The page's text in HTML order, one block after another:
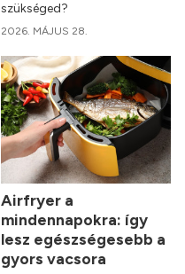
szükséged?
2026. MÁJUS 28.
Airfryer a
mindennapokra: így
lesz egészségesebb a
gyors vacsora